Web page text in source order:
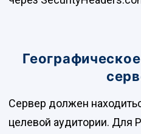
Сервер должен
целевой аудитории. Для